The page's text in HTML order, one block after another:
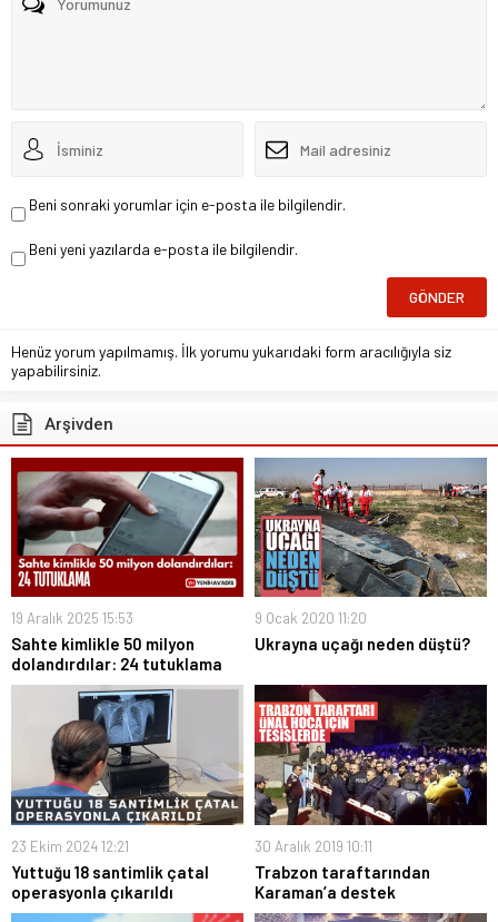
Beni sonraki yorumlar için e-posta ile bilgilendir.
Beni yeni yazılarda e-posta ile bilgilendir.
Henüz yorum yapılmamış. İlk yorumu yukarıdaki form aracılığıyla siz
yapabilirsiniz.
Arşivden
19 Aralık 2025 15:53
Sahte kimlikle 50 milyon
dolandırdılar: 24 tutuklama
9 Ocak 2020 11:20
Ukrayna uçağı neden düştü?
23 Ekim 2024 12:21
Yuttuğu 18 santimlik çatal
operasyonla çıkarıldı
30 Aralık 2019 10:11
Trabzon taraftarından
Karaman’a destek